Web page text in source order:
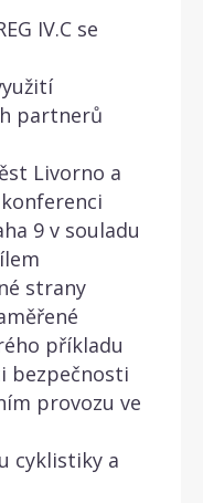
IV.C se
partnerů
Livorno a
9 v souladu
strany
příkladu
bezpečnosti
provozu ve
cyklistiky a